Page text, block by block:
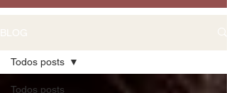
BLOG
Todos posts
Todos posts